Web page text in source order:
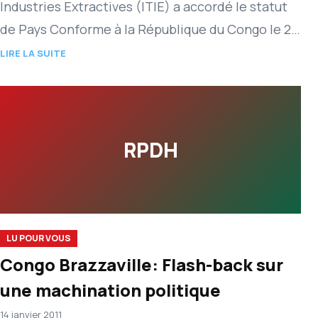
Industries Extractives (ITIE) a accordé le statut
de Pays Conforme à la République du Congo le 27
février dernier à Oslo.
LIRE LA SUITE
RPDH
LU POUR VOUS
Congo Brazzaville: Flash-back sur
une machination politique
14 janvier 2011